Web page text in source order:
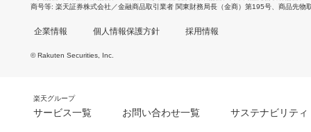
商号等 楽天証券株式会社／金融商品取引業者 関東財務局長（金商）第195号、商品先物
企業情報 個人情報保護方針 採用情報
© Rakuten Securities, Inc.
楽天グループ
サービス一覧 お問い合わせ一覧 サステナビリティ